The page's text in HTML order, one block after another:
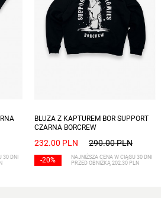
30 DNI
BLUZA Z KAPTUREM BOR SUPPORT
CZARNA BORCREW
232.00 PLN 290.00 PLN
-20%
NAJNIŻSZA CENA W CIĄGU 30 DNI
PRZED OBNIŻKĄ 202.30 PLN